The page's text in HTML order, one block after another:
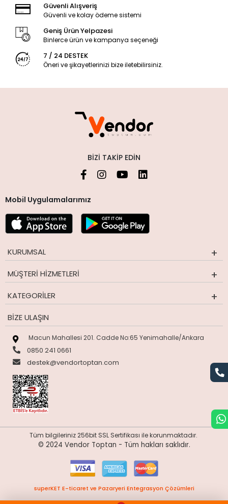
Güvenli Alışveriş
Güvenli ve kolay ödeme sistemi
Geniş Ürün Yelpazesi
Binlerce ürün ve kampanya seçeneği
7 / 24 DESTEK
Öneri ve şikayetlerinizi bize iletebilirsiniz.
BIZI TAKIP EDIN
Mobil Uygulamalarımız
KURUMSAL
MÜŞTERI HIZMETLERI
KATEGORILER
BIZE ULAŞIN
Macun Mahallesi 201. Cadde No:65 Yenimahalle/Ankara
0850 241 0661
destek@vendortoptan.com
Tüm bilgileriniz 256bit SSL Sertifikası ile korunmaktadır.
© 2024 Vendor Toptan - Tüm hakları saklıdır.
superKET E-ticaret ve Pazaryeri Entegrasyon Çözümleri